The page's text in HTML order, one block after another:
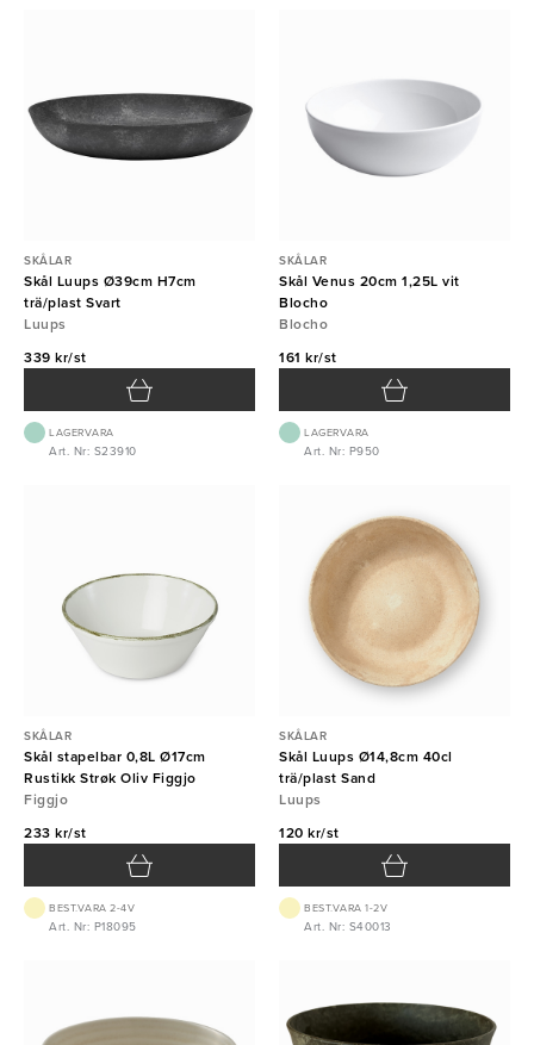
SKÅLAR
Skål Luups Ø39cm H7cm
trä/plast Svart
Luups
339 kr/st
LAGERVARA
Art. Nr: S23910
SKÅLAR
Skål Venus 20cm 1,25L vit
Blocho
Blocho
161 kr/st
LAGERVARA
Art. Nr: P950
SKÅLAR
Skål stapelbar 0,8L Ø17cm
Rustikk Strøk Oliv Figgjo
Figgjo
233 kr/st
BEST.VARA 2-4V
Art. Nr: P18095
SKÅLAR
Skål Luups Ø14,8cm 40cl
trä/plast Sand
Luups
120 kr/st
BEST.VARA 1-2V
Art. Nr: S40013